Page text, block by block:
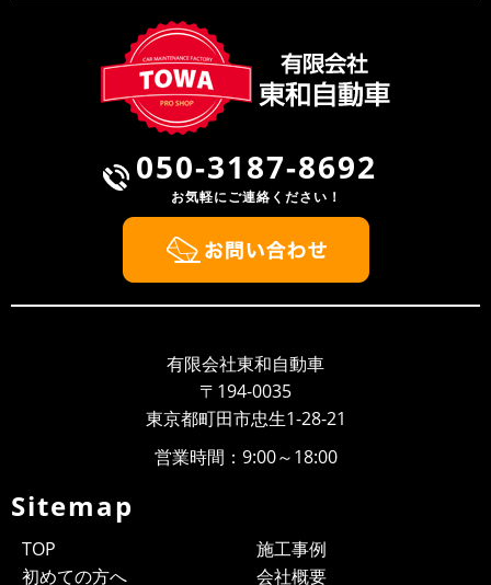
050-3187-8692
お気軽にご連絡ください！
有限会社東和自動車
〒194-0035
東京都町田市忠生1-28-21
営業時間：9:00～18:00
Sitemap
TOP
初めての方へ
施工事例
会社概要